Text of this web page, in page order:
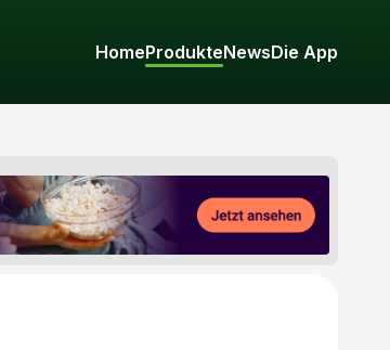
HomeProdukteNewsDie App